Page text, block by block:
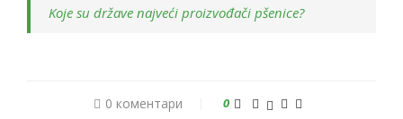
Koje su države najveći proizvođači pšenice?
0 коментари 0